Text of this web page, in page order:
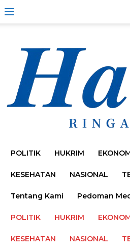
POLITIK HUKRIM
KESEHATAN NASIONAL
Tentang Kami Pedoman
POLITIK HUKRIM
KESEHATAN NASIONAL